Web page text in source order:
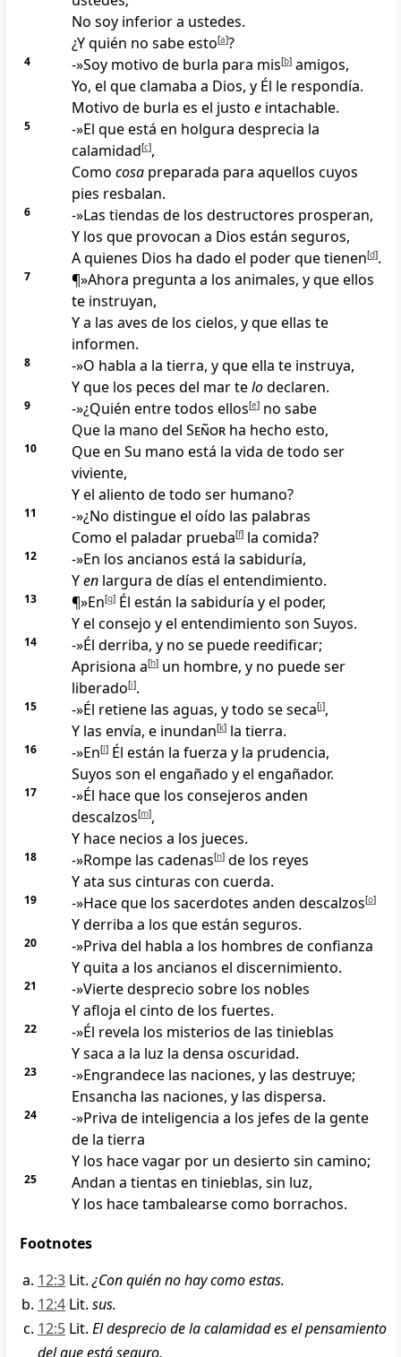
No soy inferior a ustedes.
¿Y quién no sabe esto[a]?
4 -»Soy motivo de burla para mis[b]amigos,
Yo, el que clamaba a Dios, y Él le respondía.
Motivo de burla es el justo eintachable.
5
-»El que está en holgura desprecia la
calamidad[c],
Como cosapreparada para aquellos cuyos
pies resbalan.
6 -»Las tiendas de los destructores prosperan,
Y los que provocan a Dios están seguros,
A quienes Dios ha dado el poder que tienen[d].
7
¶»Ahora pregunta a los animales, y que ellos
te instruyan,
Y a las aves de los cielos, y que ellas te
informen.
8
-»O habla a la tierra, y que ella te instruya,
Y que los peces del mar telodeclaren.
9 -»¿Quién entre todos ellos[e]no sabe
Que la mano del Señorha hecho esto,
10
Que en Su mano está la vida de todo ser
viviente,
Y el aliento de todo ser humano?
11
-»¿No distingue el oído las palabras
Como el paladar prueba[f]la comida?
12
-»En los ancianos está la sabiduría,
Yenlargura de días el entendimiento.
13 ¶»En[g]Él están la sabiduría y el poder,
Y el consejo y el entendimiento son Suyos.
14 -»Él derriba, y no se puede reedificar;
Aprisiona a[h]un hombre, y no puede ser
liberado[i].
15 -»Él retiene las aguas, y todo se seca[j],
Y las envía, e inundan[k]la tierra.
16 -»En[l]Él están la fuerza y la prudencia,
Suyos son el engañado y el engañador.
17 -»Él hace que los consejeros anden
descalzos[m],
Y hace necios a los jueces.
18 -»Rompe las cadenas[n]de los reyes
Y ata sus cinturas con cuerda.
19 -»Hace que los sacerdotes anden descalzos[o]
Y derriba a los que están seguros.
20
-»Priva del habla a los hombres de confianza
Y quita a los ancianos el discernimiento.
21
-»Vierte desprecio sobre los nobles
Y afloja el cinto de los fuertes.
22
-»Él revela los misterios de las tinieblas
Y saca a la luz la densa oscuridad.
23 -»Engrandece las naciones, y las destruye;
Ensancha las naciones, y las dispersa.
24 -»Priva de inteligencia a los jefes de la gente
de la tierra
Y los hace vagar por un desierto sin camino;
25 Andan a tientas en tinieblas, sin luz,
Y los hace tambalearse como borrachos.
Footnotes
12:3 Lit.¿Con quién no hay como estas.
12:4 Lit. sus.
12:5 Lit. El desprecio de la calamidad es el pensamiento
del que está seguro.